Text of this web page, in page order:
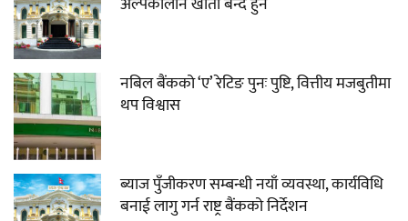
नबिल बैंकको ‘ए’ रेटिङ पुनः पुष्टि, वित्तीय मजबुतीमा
थप विश्वास
ब्याज पुँजीकरण सम्बन्धी नयाँ व्यवस्था, कार्यविधि
बनाई लागु गर्न राष्ट्र बैंकको निर्देशन